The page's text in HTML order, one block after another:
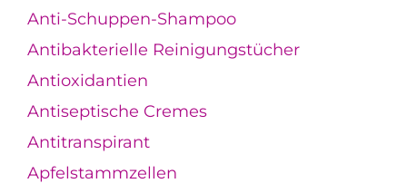
Anti-Schuppen-Shampoo
Antibakterielle Reinigungstücher
Antioxidantien
Antiseptische Cremes
Antitranspirant
Apfelstammzellen